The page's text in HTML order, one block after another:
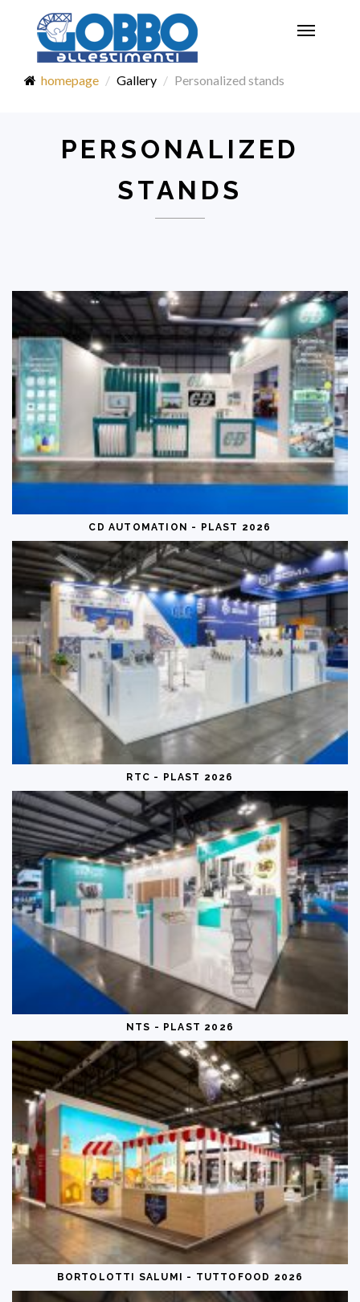
homepage Gallery Personalized stands
Toggle
PERSONALIZED
STANDS
CD AUTOMATION - PLAST 2026
RTC - PLAST 2026
NTS - PLAST 2026
BORTOLOTTI SALUMI - TUTTOFOOD 2026